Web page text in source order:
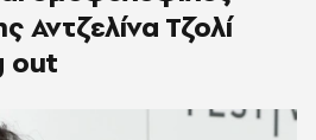
Αντζελίνα Τζολί
out